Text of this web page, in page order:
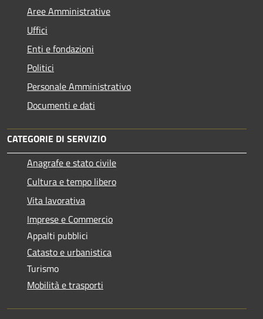
Aree Amministrative
Uffici
Enti e fondazioni
Politici
Personale Amministrativo
Documenti e dati
CATEGORIE DI SERVIZIO
Anagrafe e stato civile
Cultura e tempo libero
Vita lavorativa
Imprese e Commercio
Appalti pubblici
Catasto e urbanistica
Turismo
Mobilità e trasporti